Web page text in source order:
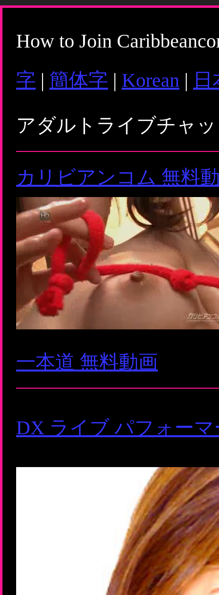
How to Join
字 | 簡体字 | Korean |
アダルトライブチャ
カリビアンコム 無料
一本道 無料動画
DX ライブ パフォー